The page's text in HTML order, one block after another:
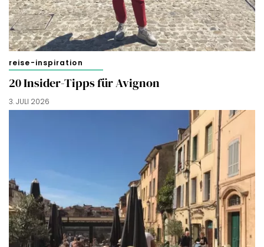
reise-inspiration
20 Insider-Tipps für Avignon
3. JULI 2026